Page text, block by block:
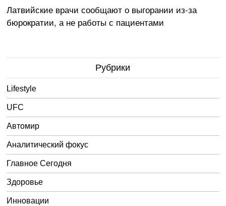
Латвийские врачи сообщают о выгорании из-за
бюрократии, а не работы с пациентами
Рубрики
Lifestyle
UFC
Автомир
Аналитический фокус
Главное Сегодня
Здоровье
Инновации